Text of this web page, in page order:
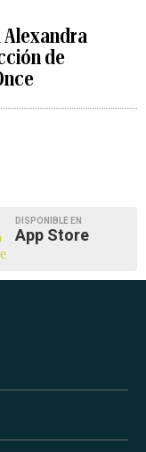
Alexandra
de
DISPONIBLE EN
App Store